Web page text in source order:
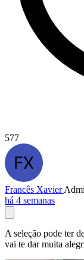
577
Francês Xavier
há 4 semanas
A seleção pode ter
vai te dar muita